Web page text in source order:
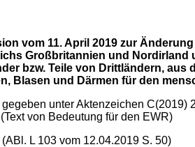
vom 11. April 2019 zur
Großbritannien und
bzw. Teile von Drittländern,
Blasen und Därmen für den
unter Aktenzeichen C(2019)
(Text von Bedeutung für den EWR)
(ABl. L 103 vom 12.04.2019 S. 50)